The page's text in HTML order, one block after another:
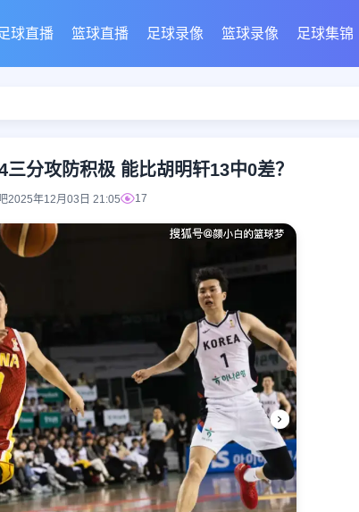
球直播 篮球直播 足球录像 篮球录像 足球集锦
分攻防积极 能比胡明轩13中0差？
2025年12月03日 21:05 17